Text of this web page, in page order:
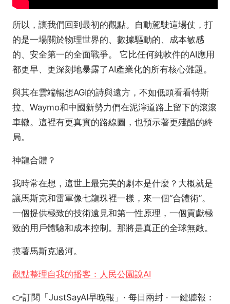
所以，讓我們回到最初的觀點。自動駕駛這場仗，打
的是一場關於物理世界的、數據驅動的、成本敏感
的、安全第一的全面戰爭。 它比任何純軟件的AI應用
都更早、更深刻地暴露了AI產業化的所有核心難題。
與其在雲端暢想AGI的詩與遠方，不如低頭看看特斯
拉、Waymo和中國新勢力們在泥濘道路上留下的滾滾
車轍。這裡有更真實的路線圖，也預示著更殘酷的終
局。
神龍合體？
我時常在想，這世上最完美的劇本是什麼？大概就是
讓馬斯克和雷軍像七龍珠裡一樣，來一個“合體術”。
一個提供極致的技術遠見和第一性原理，一個貢獻極
致的用戶體驗和成本控制。那將是真正的全球無敵。
摸著馬斯克過河。
觀點整理自我的播客：人民公園說AI
👉訂閱「JustSayAI早晚報」· 每日兩封 · 一鍵聽報：